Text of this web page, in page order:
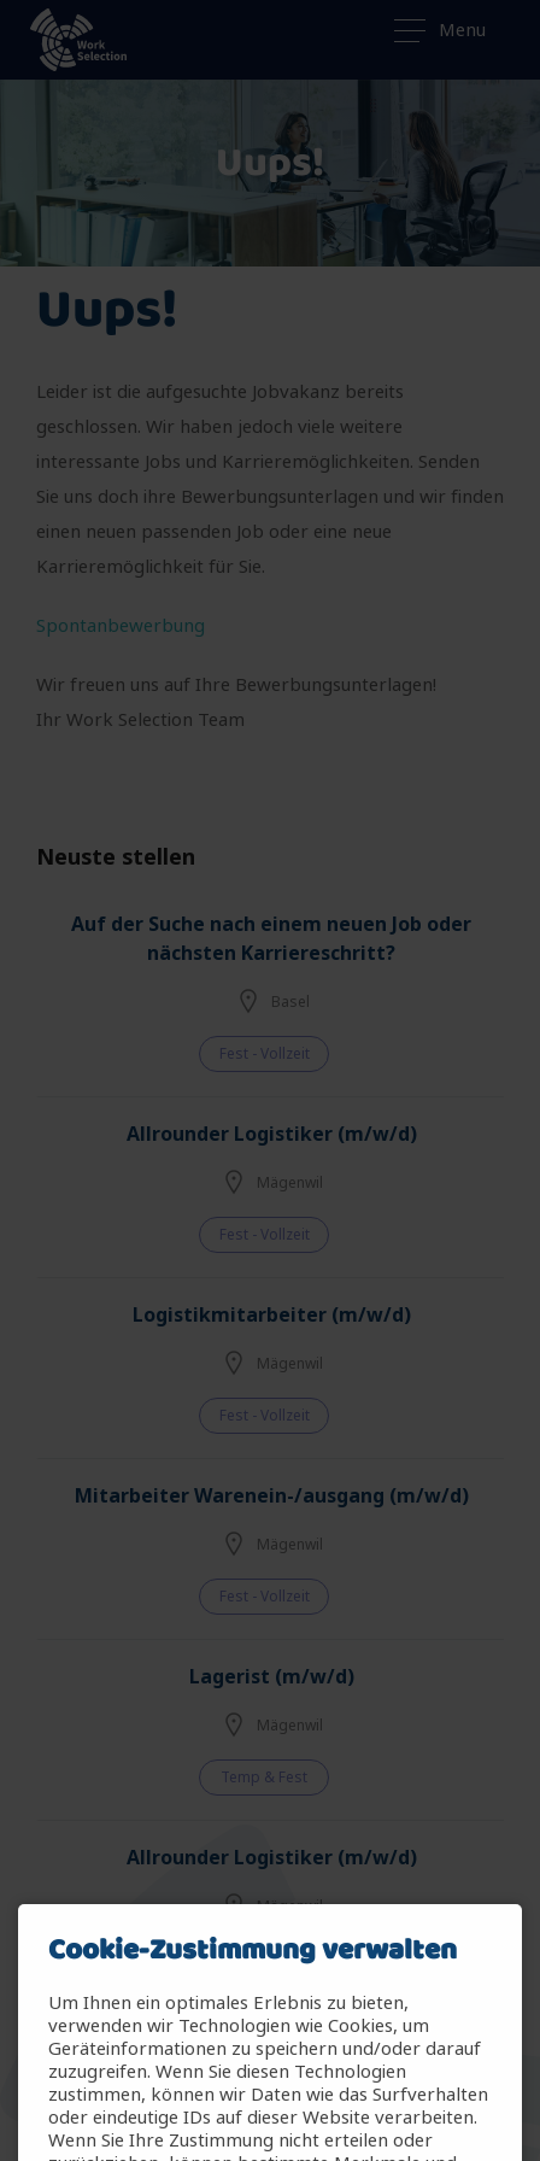
Menu
Uups!
Uups!
Leider ist die aufgesuchte Jobvakanz bereits
geschlossen. Wir haben jedoch viele weitere
interessante Jobs und Karrieremöglichkeiten. Senden
Sie uns doch ihre Bewerbungsunterlagen und wir finden
einen neuen passenden Job oder eine neue
Karrieremöglichkeit für Sie.
Spontanbewerbung
Wir freuen uns auf Ihre Bewerbungsunterlagen!
Ihr Work Selection Team
Neuste stellen
Auf der Suche nach einem neuen Job oder
nächsten Karriereschritt?
Basel
Fest - Vollzeit
Allrounder Logistiker (m/w/d)
Mägenwil
Fest - Vollzeit
Logistikmitarbeiter (m/w/d)
Mägenwil
Fest - Vollzeit
Mitarbeiter Warenein-/ausgang (m/w/d)
Mägenwil
Fest - Vollzeit
Lagerist (m/w/d)
Mägenwil
Temp & Fest
Allrounder Logistiker (m/w/d)
Mägenwil
Temp & Fest
Allrounder Gartenbau (m/w/d)
Arbon
Temp & Fest
Cookie-Zustimmung verwalten
Um Ihnen ein optimales Erlebnis zu bieten,
verwenden wir Technologien wie Cookies, um
Geräteinformationen zu speichern und/oder darauf
zuzugreifen. Wenn Sie diesen Technologien
zustimmen, können wir Daten wie das Surfverhalten
oder eindeutige IDs auf dieser Website verarbeiten.
Wenn Sie Ihre Zustimmung nicht erteilen oder